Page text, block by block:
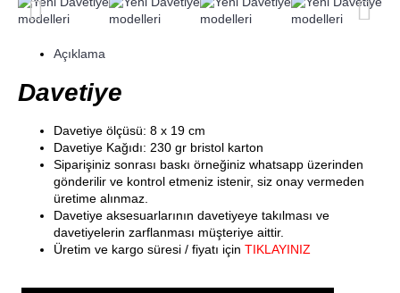
Açıklama
Davetiye
Davetiye ölçüsü: 8 x 19 cm
Davetiye Kağıdı: 230 gr bristol karton
Siparişiniz sonrası baskı örneğiniz whatsapp üzerinden
gönderilir ve kontrol etmeniz istenir, siz onay vermeden
üretime alınmaz.
Davetiye aksesuarlarının davetiyeye takılması ve
davetiyelerin zarflanması müşteriye aittir.
Üretim ve kargo süresi / fiyatı için TIKLAYINIZ